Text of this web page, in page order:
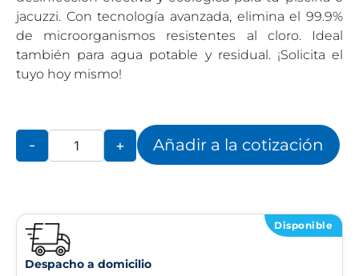
jacuzzi. Con tecnología avanzada, elimina el 99.9%
de microorganismos resistentes al cloro. Ideal
también para agua potable y residual. ¡Solicita el
tuyo hoy mismo!
- + Añadir a la cotización
Disponible
Despacho a domicilio